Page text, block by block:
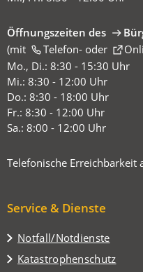
Öffnungszeiten des
(mit
Telefon-oder
(Öffnet
in
einem
neuen
Tab)
Mo., Di.: 8:30 - 15:30 Uhr
Mi.: 8:30 - 12:00 Uhr
Do.: 8:30 - 18:00 Uhr
Fr.: 8:30 - 12:00 Uhr
Sa.: 8:00 - 12:00 Uhr
Telefonische
Service & Dienste
Notfall/Notdienste
Katastrophenschutz